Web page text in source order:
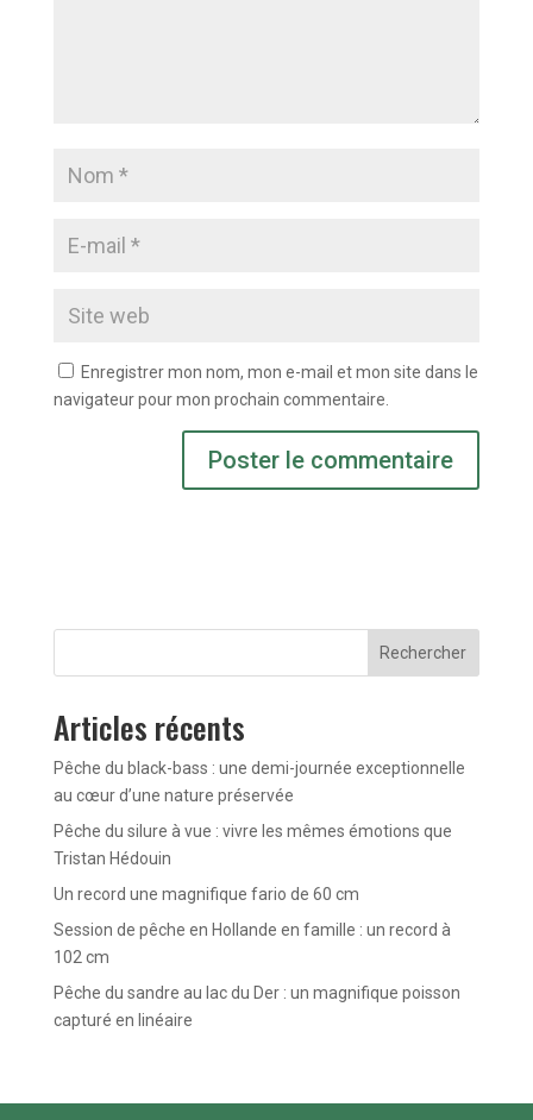
Enregistrer mon nom, mon e-mail et mon site dans le
navigateur pour mon prochain commentaire.
Rechercher
Articles récents
Pêche du black-bass : une demi-journée exceptionnelle
au cœur d’une nature préservée
Pêche du silure à vue : vivre les mêmes émotions que
Tristan Hédouin
Un record une magnifique fario de 60 cm
Session de pêche en Hollande en famille : un record à
102 cm
Pêche du sandre au lac du Der : un magnifique poisson
capturé en linéaire